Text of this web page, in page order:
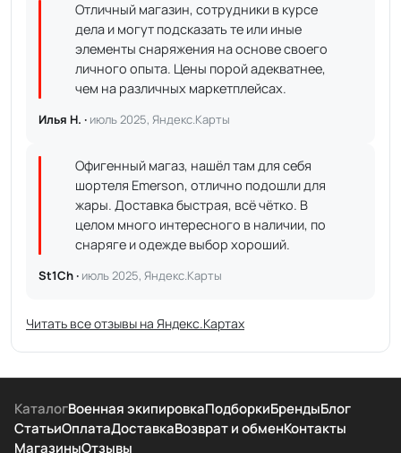
Отличный магазин, сотрудники в курсе
дела и могут подсказать те или иные
элементы снаряжения на основе своего
личного опыта. Цены порой адекватнее,
чем на различных маркетплейсах.
Илья Н. · июль 2025, Яндекс.Карты
Офигенный магаз, нашёл там для себя
шортеля Emerson, отлично подошли для
жары. Доставка быстрая, всё чётко. В
целом много интересного в наличии, по
снаряге и одежде выбор хороший.
St1Ch · июль 2025, Яндекс.Карты
Читать все отзывы на Яндекс.Картах
КаталогВоенная экипировкаПодборкиБрендыБлог
СтатьиОплатаДоставкаВозврат и обменКонтакты
МагазиныОтзывы